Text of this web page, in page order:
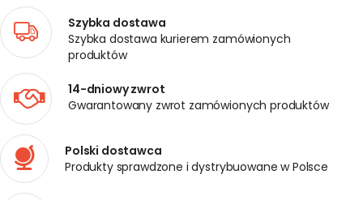
Szybka dostawa
Szybka dostawa kurierem zamówionych
produktów
14-dniowy zwrot
Gwarantowany zwrot zamówionych produktów
Polski dostawca
Produkty sprawdzone i dystrybuowane w Polsce